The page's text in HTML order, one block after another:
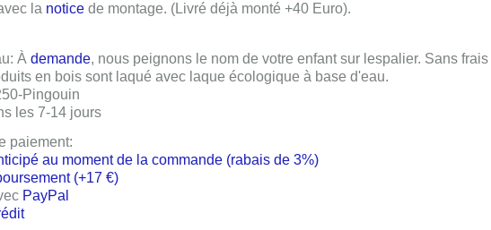
la notice de montage. (Livré déjà monté +40 Euro).
: À demande, nous peignons le nom de votre enfant sur lespalier. Sans
en bois sont laqué avec laque écologique à base d'eau.
Pingouin
les 7-14 jours
paiement:
au moment de la commande (rabais de 3%)
(+17 €)
PayPal